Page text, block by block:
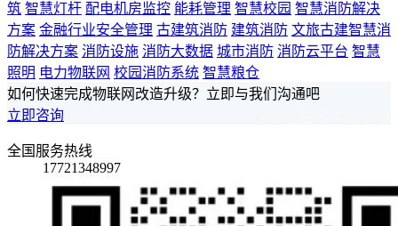
筑 智慧灯杆 配电机房监控 能耗管理 智慧校园 智慧消防解决
方案 金融行业安全管理 古建筑消防 建筑消防 文旅古建智慧消
防解决方案 消防设施 消防大数据 城市消防 消防云平台 智慧
照明 电力物联网 校园消防系统 智慧粮仓
如何快速完成物联网改造升级？立即与我们沟通吧
立即咨询
全国服务热线
17721348997